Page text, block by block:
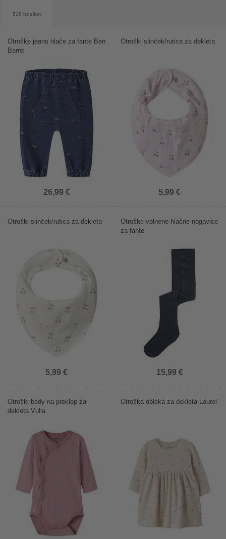
518 izdelkov
Otroške jeans hlače za fante Ben
Barrel
26,99 €
Otroški slinček/rutica za dekleta
5,99 €
Otroški slinček/rutica za dekleta
5,99 €
Otroške volnene hlačne nogavice
za fante
15,99 €
Otroški body na preklop za
dekleta Vulla
Otroška obleka za dekleta Laurel